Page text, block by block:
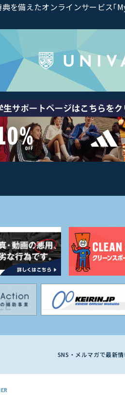
を備えたオンラインサービス｢
SNS・メルマガで最新